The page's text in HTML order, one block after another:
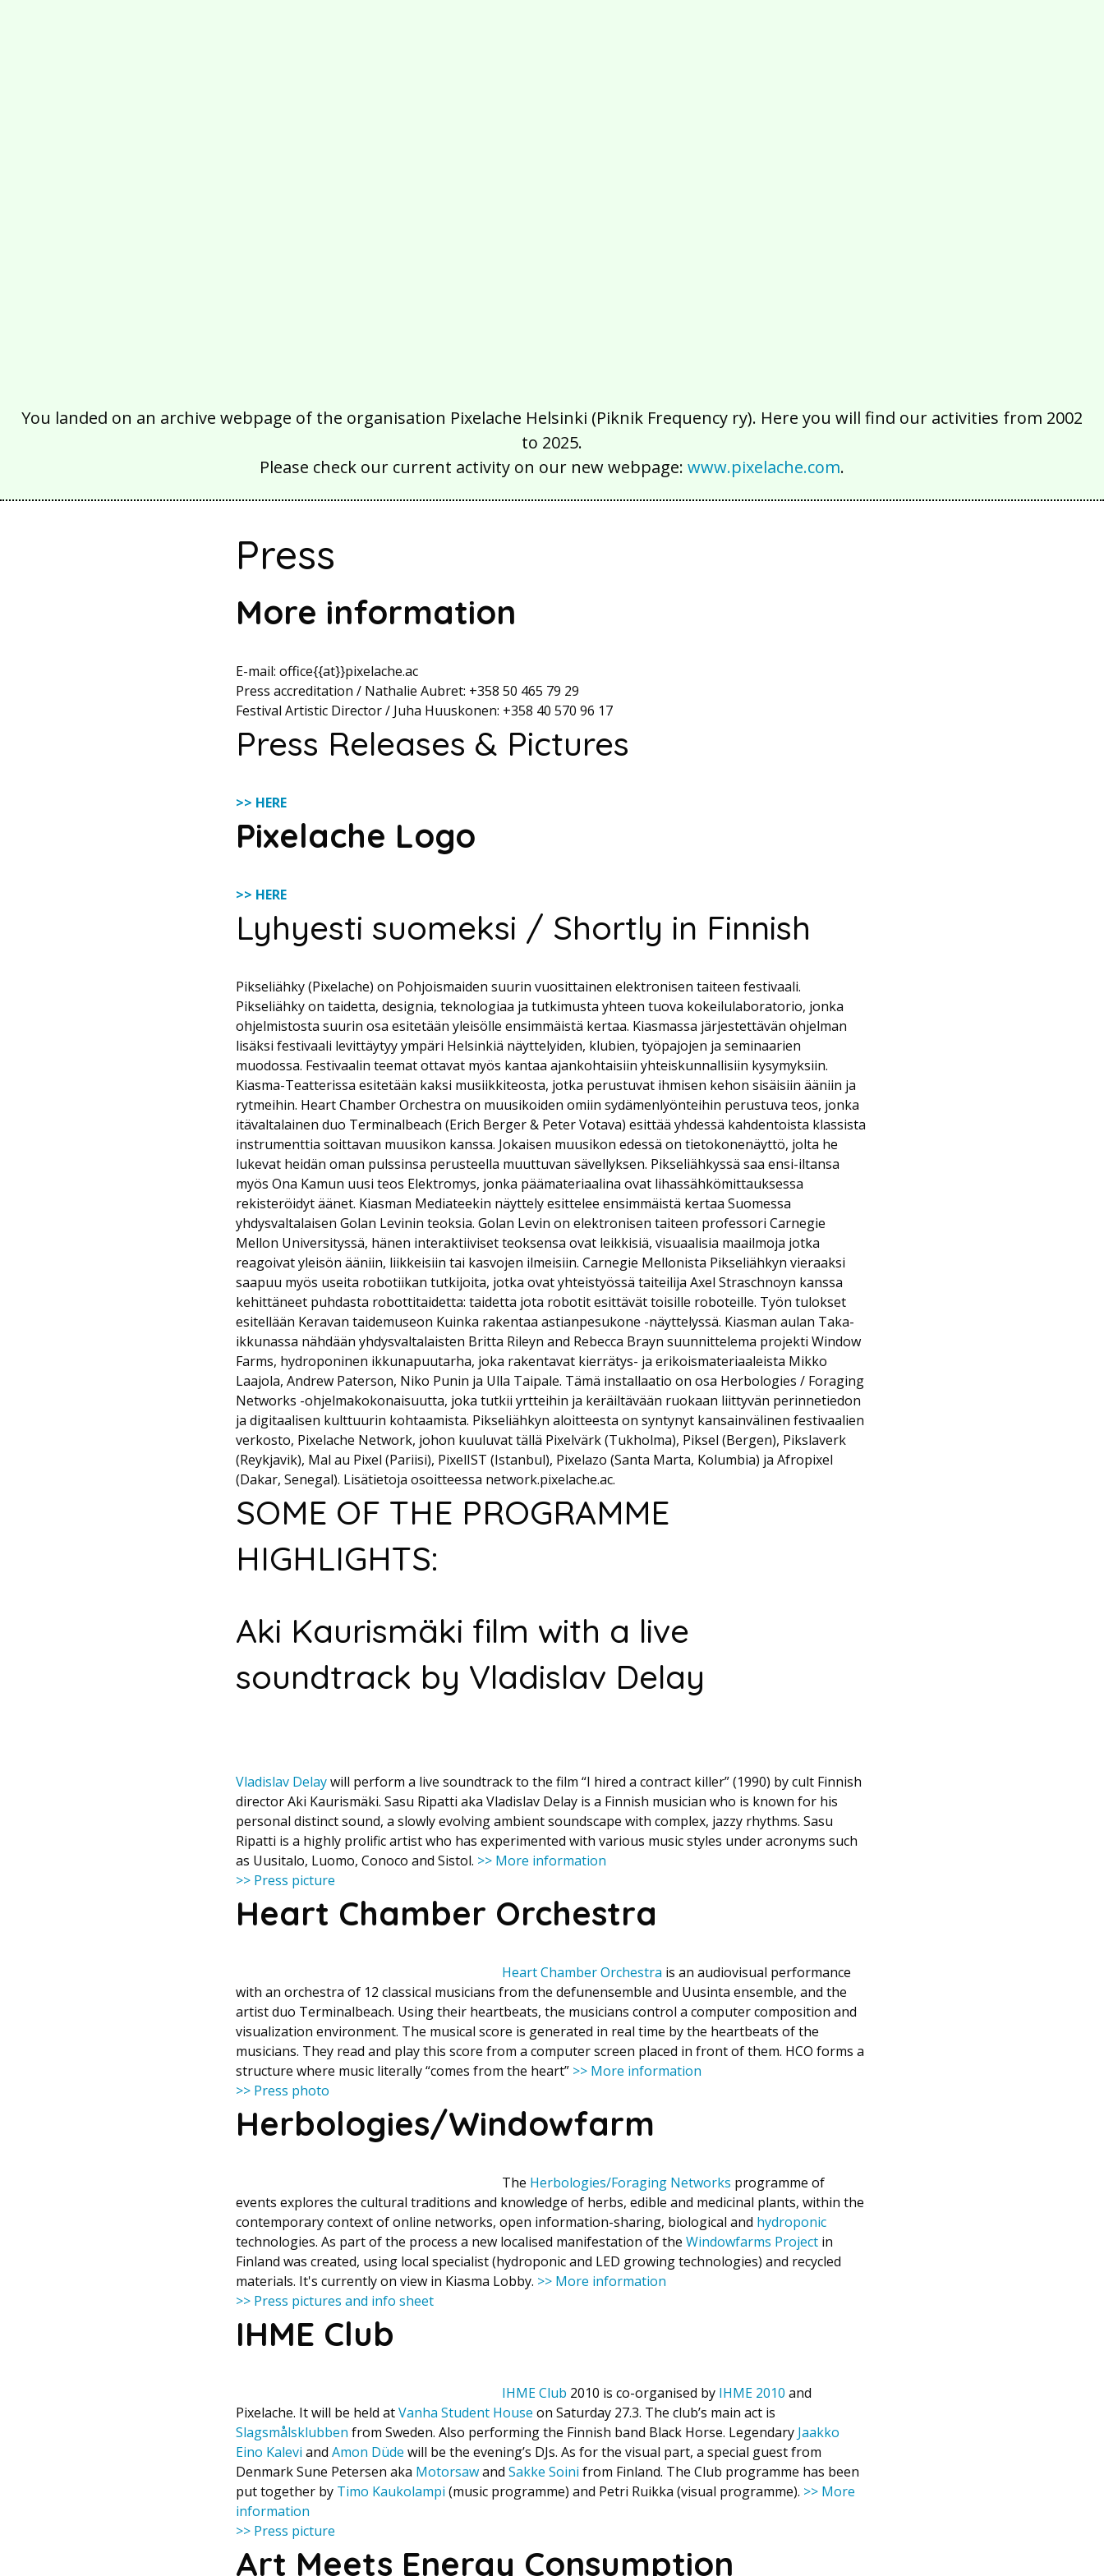
You landed on an archive webpage of the organisation Pixelache Helsinki (Piknik Frequency ry). Here you will find our activities from 2002
to 2025.
Please check our current activity on our new webpage: www.pixelache.com.
Press
More information
E-mail: office{{at}}pixelache.ac
Press accreditation / Nathalie Aubret: +358 50 465 79 29
Festival Artistic Director / Juha Huuskonen: +358 40 570 96 17
Press Releases & Pictures
>> HERE
Pixelache Logo
>> HERE
Lyhyesti suomeksi / Shortly in Finnish
Pikseliähky (Pixelache) on Pohjoismaiden suurin vuosittainen elektronisen taiteen festivaali.
Pikseliähky on taidetta, designia, teknologiaa ja tutkimusta yhteen tuova kokeilulaboratorio, jonka
ohjelmistosta suurin osa esitetään yleisölle ensimmäistä kertaa. Kiasmassa järjestettävän ohjelman
lisäksi festivaali levittäytyy ympäri Helsinkiä näyttelyiden, klubien, työpajojen ja seminaarien
muodossa. Festivaalin teemat ottavat myös kantaa ajankohtaisiin yhteiskunnallisiin kysymyksiin.
Kiasma-Teatterissa esitetään kaksi musiikkiteosta, jotka perustuvat ihmisen kehon sisäisiin ääniin ja
rytmeihin. Heart Chamber Orchestra on muusikoiden omiin sydämenlyönteihin perustuva teos, jonka
itävaltalainen duo Terminalbeach (Erich Berger & Peter Votava) esittää yhdessä kahdentoista klassista
instrumenttia soittavan muusikon kanssa. Jokaisen muusikon edessä on tietokonenäyttö, jolta he
lukevat heidän oman pulssinsa perusteella muuttuvan sävellyksen. Pikseliähkyssä saa ensi-iltansa
myös Ona Kamun uusi teos Elektromys, jonka päämateriaalina ovat lihassähkömittauksessa
rekisteröidyt äänet. Kiasman Mediateekin näyttely esittelee ensimmäistä kertaa Suomessa
yhdysvaltalaisen Golan Levinin teoksia. Golan Levin on elektronisen taiteen professori Carnegie
Mellon Universityssä, hänen interaktiiviset teoksensa ovat leikkisiä, visuaalisia maailmoja jotka
reagoivat yleisön ääniin, liikkeisiin tai kasvojen ilmeisiin. Carnegie Mellonista Pikseliähkyn vieraaksi
saapuu myös useita robotiikan tutkijoita, jotka ovat yhteistyössä taiteilija Axel Straschnoyn kanssa
kehittäneet puhdasta robottitaidetta: taidetta jota robotit esittävät toisille roboteille. Työn tulokset
esitellään Keravan taidemuseon Kuinka rakentaa astianpesukone -näyttelyssä. Kiasman aulan Taka-
ikkunassa nähdään yhdysvaltalaisten Britta Rileyn and Rebecca Brayn suunnittelema projekti Window
Farms, hydroponinen ikkunapuutarha, joka rakentavat kierrätys- ja erikoismateriaaleista Mikko
Laajola, Andrew Paterson, Niko Punin ja Ulla Taipale. Tämä installaatio on osa Herbologies / Foraging
Networks -ohjelmakokonaisuutta, joka tutkii yrtteihin ja keräiltävään ruokaan liittyvän perinnetiedon
ja digitaalisen kulttuurin kohtaamista. Pikseliähkyn aloitteesta on syntynyt kansainvälinen festivaalien
verkosto, Pixelache Network, johon kuuluvat tällä Pixelvärk (Tukholma), Piksel (Bergen), Pikslaverk
(Reykjavik), Mal au Pixel (Pariisi), PixelIST (Istanbul), Pixelazo (Santa Marta, Kolumbia) ja Afropixel
(Dakar, Senegal). Lisätietoja osoitteessa network.pixelache.ac.
SOME OF THE PROGRAMME
HIGHLIGHTS:
Aki Kaurismäki film with a live
soundtrack by Vladislav Delay
Vladislav Delaywill perform a live soundtrack to the film “I hired a contract killer” (1990) by cult Finnish
director Aki Kaurismäki. Sasu Ripatti aka Vladislav Delay is a Finnish musician who is known for his
personal distinct sound, a slowly evolving ambient soundscape with complex, jazzy rhythms. Sasu
Ripatti is a highly prolific artist who has experimented with various music styles under acronyms such
as Uusitalo, Luomo, Conoco and Sistol. >> More information
>> Press picture
Heart Chamber Orchestra
Heart Chamber Orchestra is an audiovisual performance
with an orchestra of 12 classical musicians from the defunensemble and Uusinta ensemble, and the
artist duo Terminalbeach. Using their heartbeats, the musicians control a computer composition and
visualization environment. The musical score is generated in real time by the heartbeats of the
musicians. They read and play this score from a computer screen placed in front of them. HCO forms a
structure where music literally “comes from the heart” >> More information
>> Press photo
Herbologies/Windowfarm
The Herbologies/Foraging Networks programme of
events explores the cultural traditions and knowledge of herbs, edible and medicinal plants, within the
contemporary context of online networks, open information-sharing, biological and hydroponic
technologies. As part of the process a new localised manifestation of the Windowfarms Project in
Finland was created, using local specialist (hydroponic and LED growing technologies) and recycled
materials. It's currently on view in Kiasma Lobby. >> More information
>> Press pictures and info sheet
IHME Club
IHME Club 2010 is co-organised by IHME 2010 and
Pixelache. It will be held atVanha Student House on Saturday 27.3. The club’s main act is
Slagsmålsklubben from Sweden. Also performing the Finnish band Black Horse. Legendary Jaakko
Eino Kalevi and Amon Düde will be the evening’s DJs. As for the visual part, a special guest from
Denmark Sune Petersen aka Motorsawand Sakke Soini from Finland. The Club programme has been
put together by Timo Kaukolampi (music programme) and Petri Ruikka (visual programme). >> More
information
>> Press picture
Art Meets Energy Consumption